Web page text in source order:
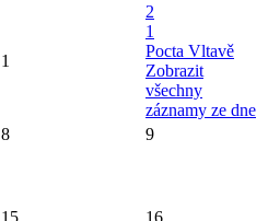
1
2
1
Pocta Vltavě
Zobrazit
všechny
záznamy ze dne
8 9
15 16